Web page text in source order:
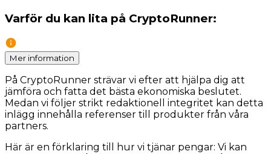
Varför du kan lita på CryptoRunner:
Mer information
På CryptoRunner strävar vi efter att hjälpa dig att
jämföra och fatta det bästa ekonomiska beslutet.
Medan vi följer strikt redaktionell integritet kan detta
inlägg innehålla referenser till produkter från våra
partners.
Här är en förklaring till hur vi tjänar pengar: Vi kan